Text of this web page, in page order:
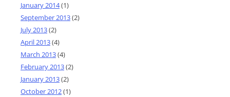
January 2014(1)
September 2013(2)
July 2013(2)
April 2013(4)
March 2013(4)
February 2013(2)
January 2013(2)
October 2012(1)